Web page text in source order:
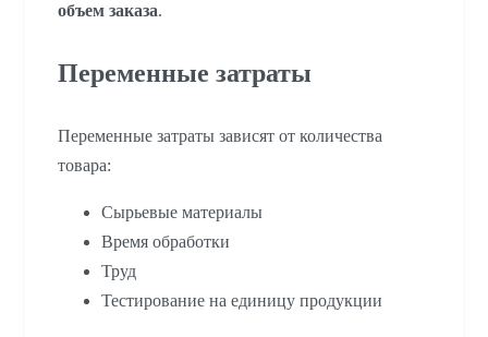
объем заказа.
Переменные затраты
Переменные затраты зависят от количества
товара:
Сырьевые материалы
Время обработки
Труд
Тестирование на единицу продукции